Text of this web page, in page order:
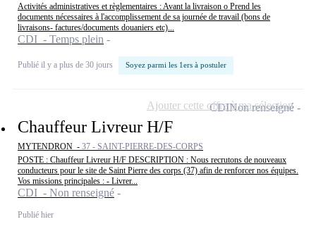
Activités administratives et règlementaires : Avant la livraison o Prend les
documents nécessaires à l'accomplissement de sa journée de travail (bons de
livraisons- factures/documents douaniers etc)...
CDI - Temps plein
Publié il y a plus de 30 jours Soyez parmi les 1ers à postuler
Chauffeur Livreur H/F
MYTENDRON - 37 - SAINT-PIERRE-DES-CORPS
POSTE : Chauffeur Livreur H/F DESCRIPTION : Nous recrutons de nouveaux
conducteurs pour le site de Saint Pierre des corps (37) afin de renforcer nos équipes.
Vos missions principales : - Livrer...
CDI - Non renseigné
Publié hier
CDINon renseigné
Ajouter cette offre à ma sélection